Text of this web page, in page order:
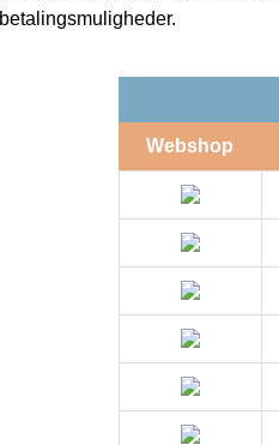
betalingsmuligheder.
Webshop